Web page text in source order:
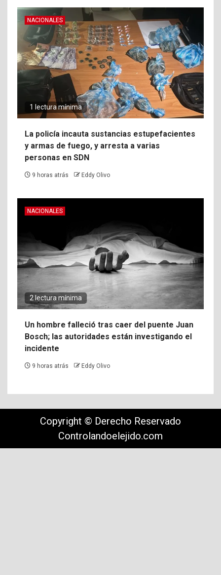
NACIONALES
1 lectura mínima
La policía incauta sustancias estupefacientes
y armas de fuego, y arresta a varias
personas en SDN
9 horas atrás Eddy Olivo
NACIONALES
2 lectura mínima
Un hombre falleció tras caer del puente Juan
Bosch; las autoridades están investigando el
incidente
9 horas atrás Eddy Olivo
Copyright © Derecho Reservado
Controlandoelejido.com